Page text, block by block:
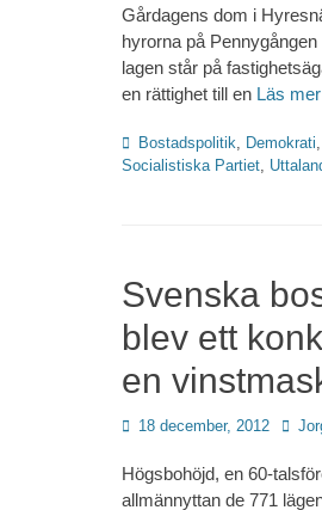
Gårdagens dom i
hyrorna på
lagen står på
en rättighet till en Läs
Kategorier
Bostadspolitik Demokrati
Socialistiska Partiet
Svenska
blev ett
en
Publicerad
18 december, 2012
Högsbohöjd, en 60-
allmännyttan de 771